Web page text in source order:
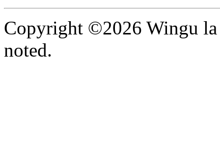
Copyright ©2026 Wingu la
noted.